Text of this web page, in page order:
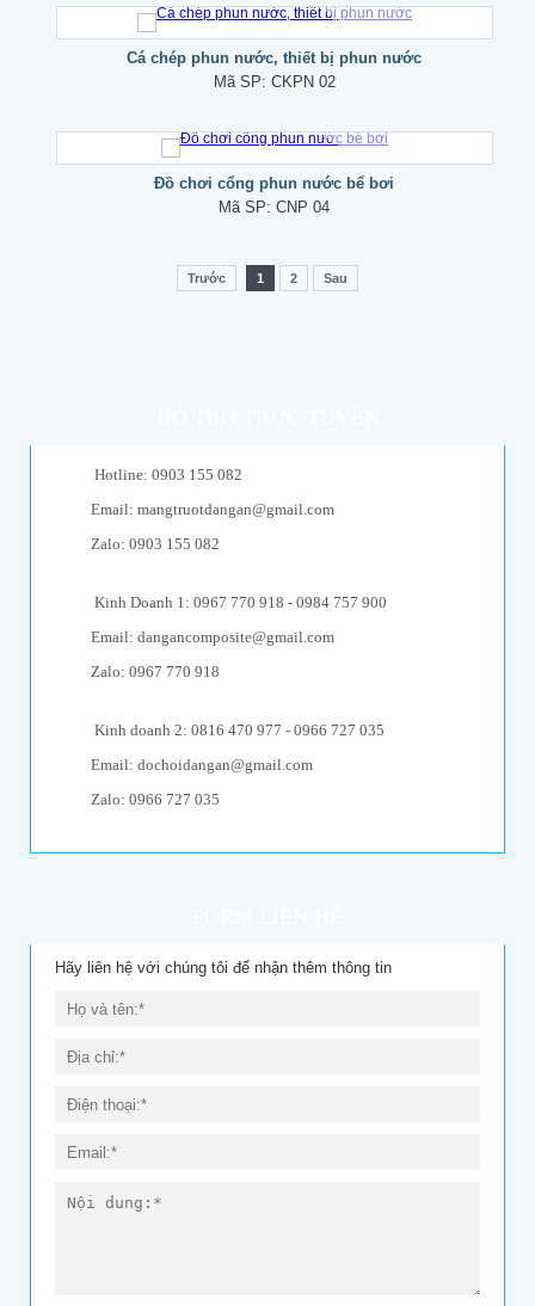
Cá chép phun nước, thiết bị phun nước
Mã SP: CKPN 02
Đồ chơi cổng phun nước bể bơi
Mã SP:CNP 04
Trước 1 2 Sau
Hotline: 0903 155 082
Email: mangtruotdangan@gmail.com
Zalo: 0903 155 082
Kinh Doanh 1: 0967 770 918 - 0984 757 900
Email: dangancomposite@gmail.com
Zalo: 0967 770 918
Kinh doanh 2: 0816 470 977 - 0966 727 035
Email: dochoidangan@gmail.com
Zalo: 0966 727 035
Hãy liên hệ với chúng tôi để nhận thêm thông tin